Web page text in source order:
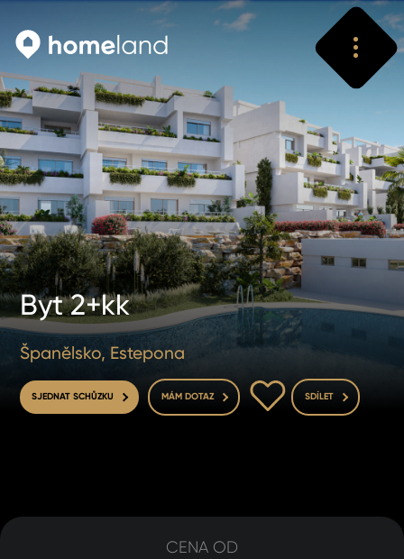
Byt 2+kk
Španělsko, Estepona
SJEDNAT SCHŮZKU MÁM DOTAZ
DO OBLÍBENÝCH
SDÍLET
CENA OD
Vyhledat
Vyhledat